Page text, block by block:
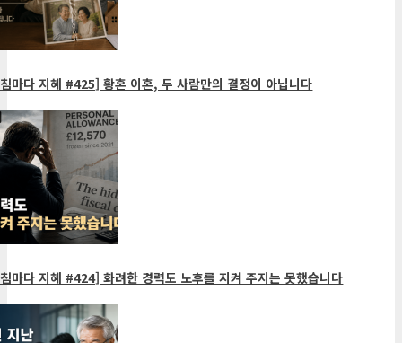
마다 지혜 #425] 황혼 이혼, 두 사람만의 결정이 아닙니다
마다 지혜 #424] 화려한 경력도 노후를 지켜 주지는 못했습니다